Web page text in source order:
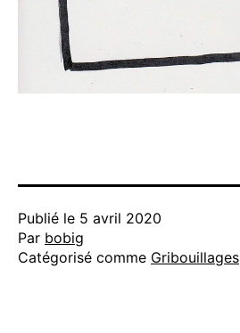
Publié le 5 avril 2020
Par bobig
Catégorisé comme Gribouillages